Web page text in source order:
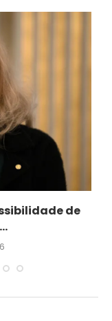
de